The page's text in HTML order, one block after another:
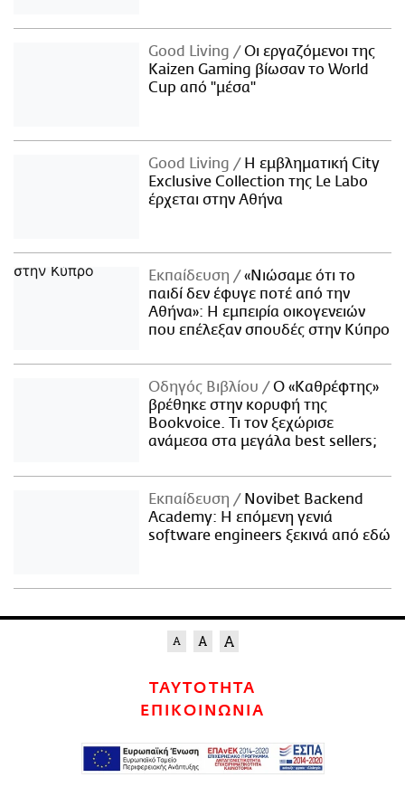
Good Living
Οι εργαζόμενοι της
Kaizen Gaming βίωσαν το World
Cup από "μέσα"
Good Living
Η εμβληματική City
Exclusive Collection της Le Labo
έρχεται στην Αθήνα
Εκπαίδευση
«Νιώσαμε ότι το
παιδί δεν έφυγε ποτέ από την
Αθήνα»: Η εμπειρία οικογενειών
που επέλεξαν σπουδές στην Κύπρο
Οδηγός Βιβλίου
Ο «Καθρέφτης»
βρέθηκε στην κορυφή της
Bookvoice. Τι τον ξεχώρισε
ανάμεσα στα μεγάλα best sellers;
Εκπαίδευση
Novibet Backend
Academy: Η επόμενη γενιά
software engineers ξεκινά από εδώ
ΤΑΥΤΟΤΗΤΑ
ΕΠΙΚΟΙΝΩΝΙΑ